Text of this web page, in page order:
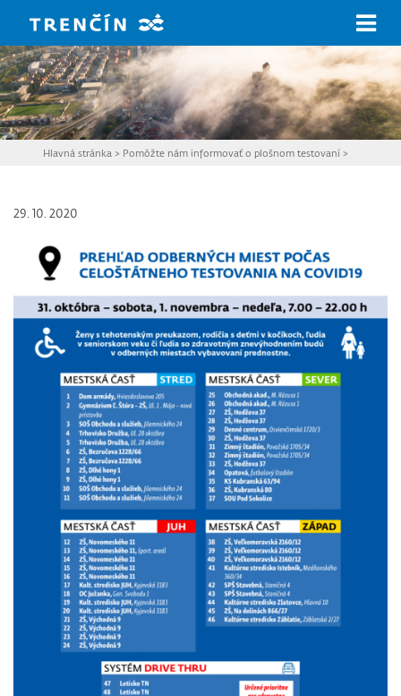
Hlavná stránka > Pomôžte nám informovať o plošnom testovaní>
29. 10. 2020